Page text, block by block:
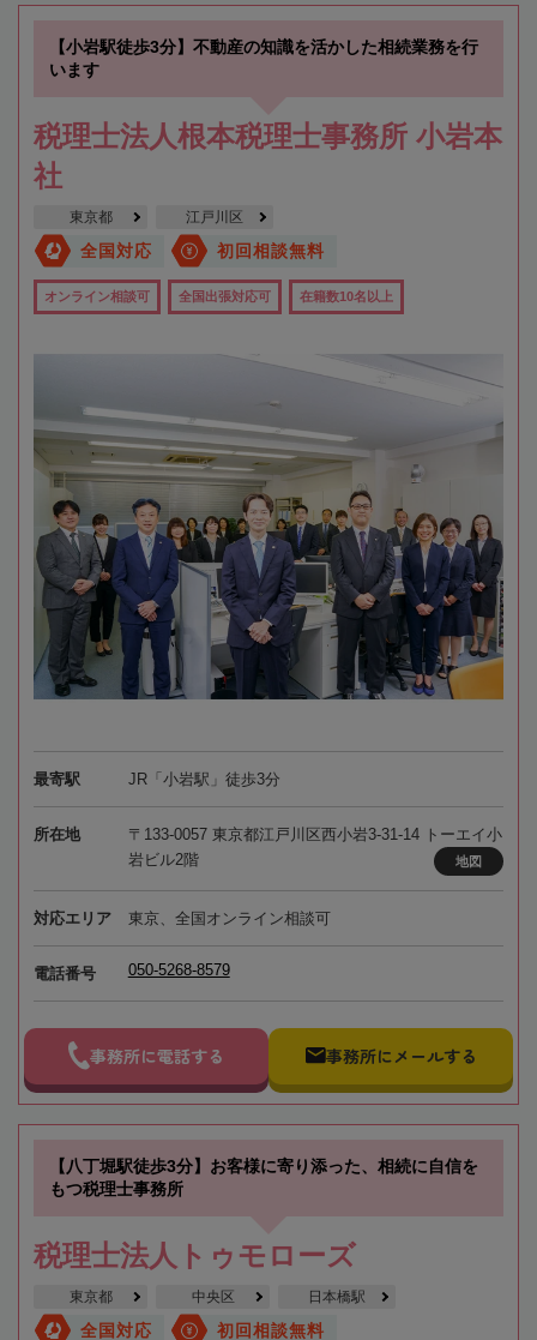
【小岩駅徒歩3分】不動産の知識を活かした相続業務を行
います
税理士法人根本税理士事務所 小岩本
社
東京都 江戸川区
全国対応 初回相談無料
オンライン相談可 全国出張対応可 在籍数10名以上
最寄駅 JR「小岩駅」徒歩3分
所在地
〒133-0057 東京都江戸川区西小岩3-31-14 トーエイ小
岩ビル2階
地図
対応エリア 東京、全国オンライン相談可
電話番号 050-5268-8579
事務所に電話する 事務所にメールする
【八丁堀駅徒歩3分】お客様に寄り添った、相続に自信を
もつ税理士事務所
税理士法人トゥモローズ
東京都 中央区 日本橋駅
全国対応 初回相談無料